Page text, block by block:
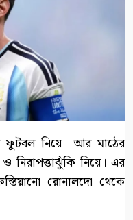
ফুটবল নিয়ে। আর মাঠের
নিরাপত্তাঝুঁকি নিয়ে। এর
রোনালদো থেকে